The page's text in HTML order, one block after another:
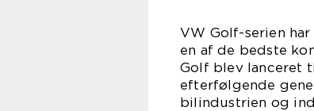
VW Golf-serien
en af de bedste
Golf blev lanceret
efterfølgende
bilindustrien og